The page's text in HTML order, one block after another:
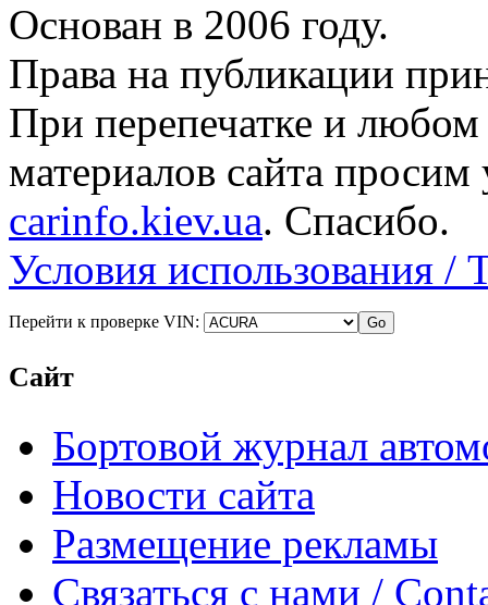
Основан в 2006 году.
Права на публикации
При перепечатке и
материалов сайта просим
carinfo.kiev.ua. Спасибо.
Условия использования /
Перейти к проверке VIN:
Сайт
Бортовой журнал
Новости сайта
Размещение рекламы
Связаться с нами /